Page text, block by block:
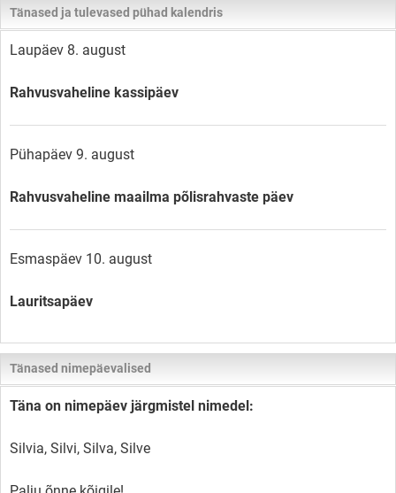
Tänased ja tulevased pühad kalendris
Laupäev 8. august
Rahvusvaheline kassipäev
Pühapäev 9. august
Rahvusvaheline maailma põlisrahvaste päev
Esmaspäev 10. august
Lauritsapäev
Tänased nimepäevalised
Täna on nimepäev järgmistel nimedel:
Silvia, Silvi, Silva, Silve